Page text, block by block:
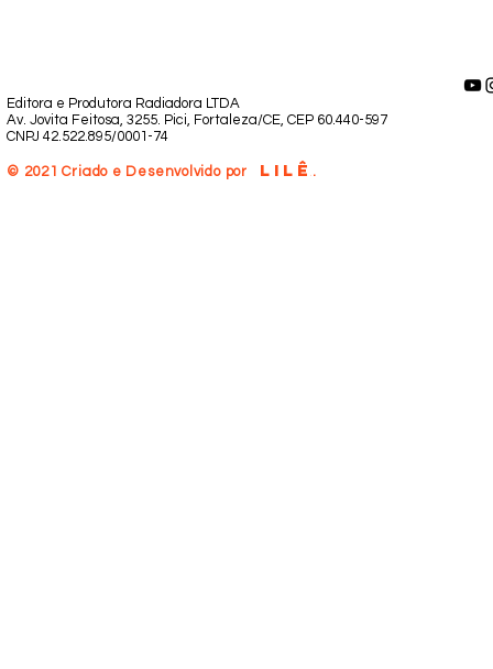
Editora e Produtora Radiadora LTDA
Av. Jovita Feitosa, 3255. Pici, Fortaleza/CE, CEP 60.440-597
CNPJ 42.522.895/0001-74
© 2021 Criado e Desenvolvido por LILÊ.